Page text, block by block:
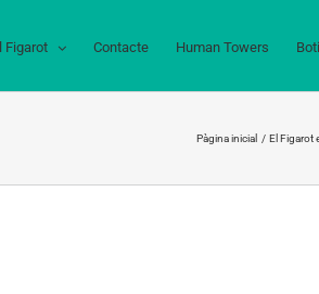
Figarot Contacte Human Towers
Pàgina inicial El Figarot